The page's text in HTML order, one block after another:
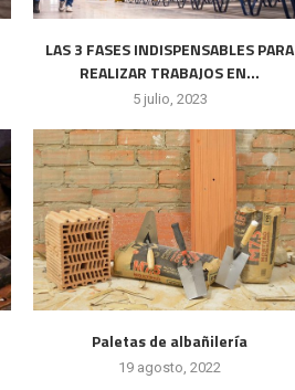
LAS 3 FASES INDISPENSABLES PARA
REALIZAR TRABAJOS EN...
5 julio, 2023
Paletas de albañilería
19 agosto, 2022